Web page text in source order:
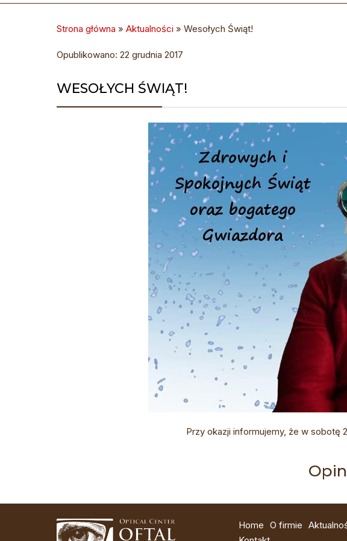
Strona główna » Aktualności » Wesołych Świąt!
Opublikowano: 22 grudnia 2017
WESOŁYCH ŚWIĄT!
Przy okazji informujemy, że w sobotę
Home O firmie